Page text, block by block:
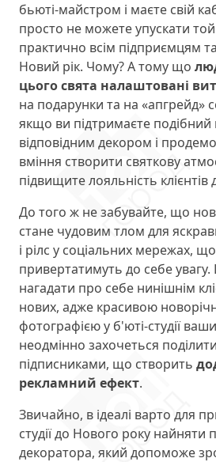
бьюті-майстром і маєте свій
просто не можете упускати
практично всім підприємцям
Новий рік. Чому? А тому що
цього свята налаштовані
на подарунки та на «апгрейд»
якщо ви підтримаєте подібний
відповідним декором і
вміння створити святкову
підвищите лояльність клієнтів
До того ж не забувайте, що
стане чудовим тлом для
і рілс у соціальних мережах, що
привертатимуть до себе
нагадати про себе нинішнім
нових, адже красивою
фотографією у б'юті-студії
неодмінно захочеться
підписниками, що створить
рекламний ефект.
Звичайно, в ідеалі варто для
студії до Нового року найняти
декоратора, який допоможе